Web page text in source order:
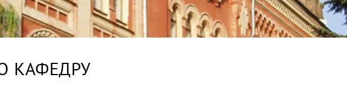
КАФЕДРУ